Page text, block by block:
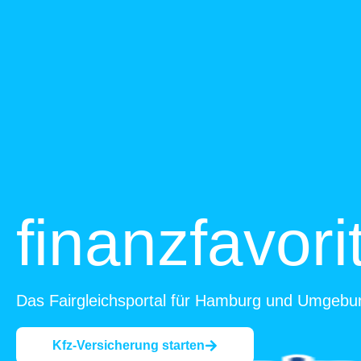
Das Fairgleichsportal für Hamburg und
Kfz-Versicherung starten